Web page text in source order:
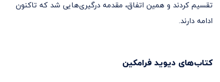
تقسیم کردند و همین اتفاق، مقدمه درگیری‌هایی شد که تاکنون
ادامه دارند.
کتاب‌های دیوید فرامکین